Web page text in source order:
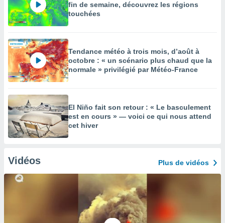
fin de semaine, découvrez les régions
touchées
Tendance météo à trois mois, d’août à
octobre : « un scénario plus chaud que la
normale » privilégié par Météo-France
El Niño fait son retour : « Le basculement
est en cours » — voici ce qui nous attend
cet hiver
Vidéos Plus de vidéos